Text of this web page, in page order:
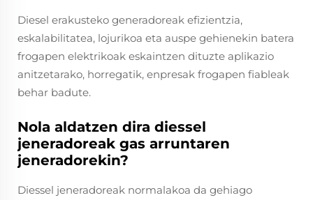
Diesel erakusteko generadoreak efizientzia,
eskalabilitatea, lojurikoa eta auspe gehienekin batera
frogapen elektrikoak eskaintzen dituzte aplikazio
anitzetarako, horregatik, enpresak frogapen fiableak
behar badute.
Nola aldatzen dira diessel
jeneradoreak gas arruntaren
jeneradorekin?
Diessel jeneradoreak normalakoa da gehiago